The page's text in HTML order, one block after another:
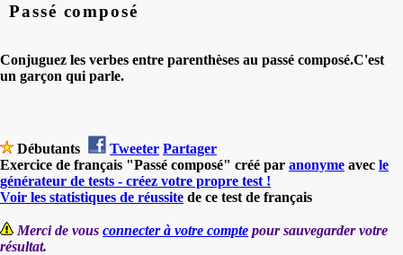
Passé composé
Conjuguez les verbes entre parenthèses au passé composé.C'est
un garçon qui parle.
Débutants Tweeter Partager
Exercice de français "Passé composé" créé par anonyme avec le
générateur de tests - créez votre propre test !
Voir les statistiques de réussite de ce test de français
Merci de vous connecter à votre compte pour sauvegarder votre
résultat.